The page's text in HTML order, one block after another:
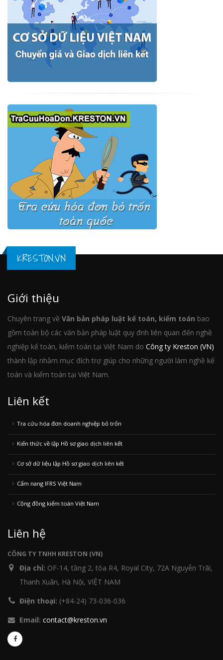
KRESTON.VN
Giới thiệu
Chuyên trang về Văn bản pháp luật kế toán, kiểm toán bao
gồm toàn bộ các văn bản pháp luật quy đnh liên quan đến nghề
nghiệp kế toán, kiểm toán tại Việt Nam do Công ty Kreston (VN)
thành lập nhằm mục đích trợ giúp cho những người làm nghề kế
toán và kiểm toán tại Việt Nam.
Liên kết
Tra cứu hóa đơn doanh nghiệp bỏ trốn
Kiến thức về lập Hồ sơ giao dịch liên kết
Cơ sở dữ liệu lập Hồ sơ giao dịch liên kết
Cẩm nang IFRS Việt Nam
Cộng đồng kiểm toán Việt Nam
Liên hệ
CÔNG TY TNHH KRESTON (VN)
Địa chỉ: OF-14, tầng 2, tòa R4, Royal City, 72A Nguyễn Trãi,
Thanh Xuân, Hà Nội, VIỆT NAM
Điện thoại: (+84-24) 73-036-036
Email: contact@kreston.vn